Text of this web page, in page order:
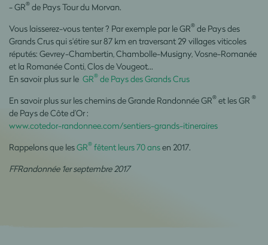
- GR® de Pays Tour du Morvan.
Vous laisserez-vous tenter ? Par exemple par le GR® de Pays des
Grands Crus qui s'étire sur 87 km en traversant 29 villages viticoles
réputés: Gevrey-Chambertin, Chambolle-Musigny, Vosne-Romanée
et la Romanée Conti, Clos de Vougeot...
En savoir plus sur le GR® de Pays des Grands Crus
En savoir plus sur les chemins de Grande Randonnée GR® et les GR ®
de Pays de Côte d’Or :
www.cotedor-randonnee.com/sentiers-grands-itineraires
Rappelons que lesGR® fêtent leurs 70 ansen 2017.
FFRandonnée 1er septembre 2017